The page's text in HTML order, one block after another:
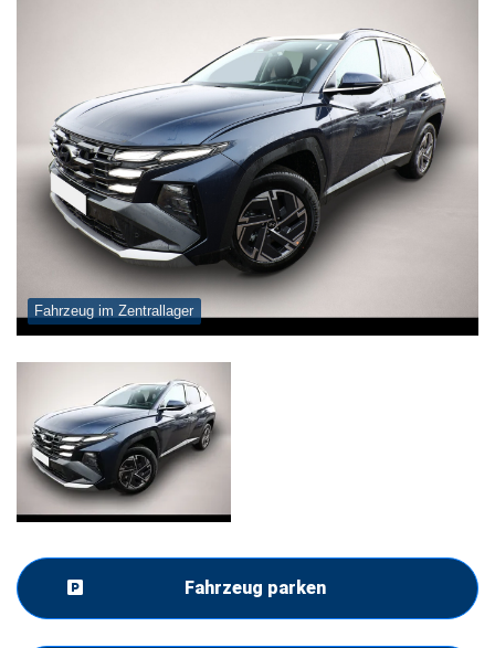
Fahrzeug im Zentrallager
Fahrzeug parken